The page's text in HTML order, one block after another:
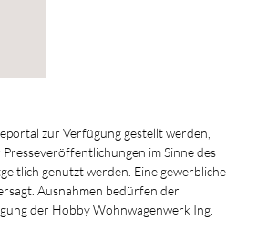
zur Verfügung gestellt werden,
im Sinne des
genutzt werden. Eine gewerbliche
Ausnahmen bedürfen der
der Hobby Wohnwagenwerk Ing.